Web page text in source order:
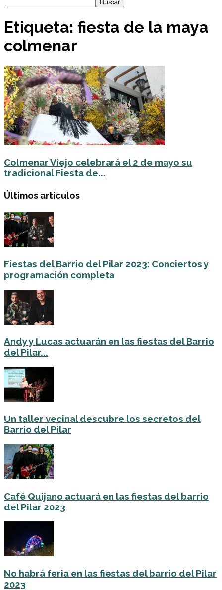
Etiqueta: fiesta de la maya
colmenar
Colmenar Viejo celebrará el 2 de mayo su
tradicional Fiesta de...
Últimos artículos
Fiestas del Barrio del Pilar 2023: Conciertos y
programación completa
Andy y Lucas actuarán en las fiestas del Barrio
del Pilar...
Un taller vecinal descubre los secretos del
Barrio del Pilar
Café Quijano actuará en las fiestas del barrio
del Pilar 2023
No habrá feria en las fiestas del barrio del Pilar
2023